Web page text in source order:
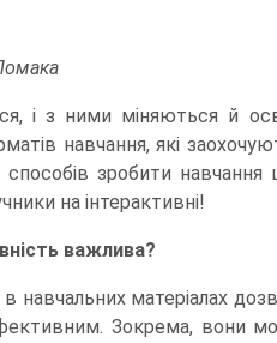
і з ними міняються й
навчання, які
способів зробити
на інтерактивні!
важлива?
в навчальних матеріалах
Зокрема, вони